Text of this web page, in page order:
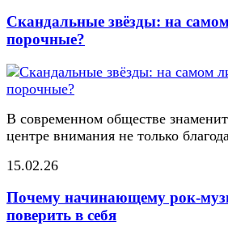
Скандальные звёзды: на
порочные?
В современном обществе
центре внимания не только
15.02.26
Почему начинающему рок-
поверить в себя